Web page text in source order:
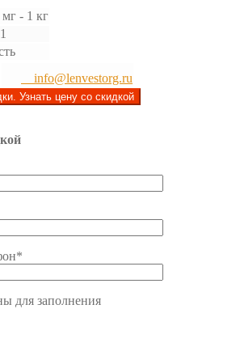
мг - 1 кг
info@lenvestorg.ru
Узнать цену со скидкой
для заполнения